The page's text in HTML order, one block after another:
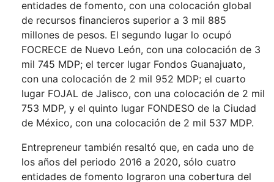
entidades de fomento, con una colocación global
de recursos financieros superior a 3 mil 885
millones de pesos. El segundo lugar lo ocupó
FOCRECE de Nuevo León, con una colocación de 3
mil 745 MDP; el tercer lugar Fondos Guanajuato,
con una colocación de 2 mil 952 MDP; el cuarto
lugar FOJAL de Jalisco, con una colocación de 2 mil
753 MDP, y el quinto lugar FONDESO de la Ciudad
de México, con una colocación de 2 mil 537 MDP.
Entrepreneur también resaltó que, en cada uno de
los años del periodo 2016 a 2020, sólo cuatro
entidades de fomento lograron una cobertura del